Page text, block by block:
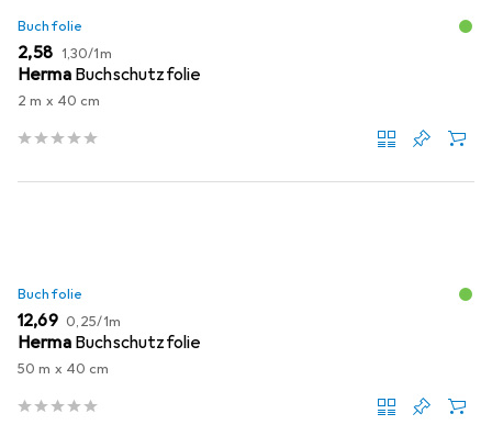
Buchfolie
EUR
2,58 EUR
1,30/1m
Herma Buchschutzfolie
2 m x 40 cm
Buchfolie
EUR
12,69 EUR
0,25/1m
Herma Buchschutzfolie
50 m x 40 cm